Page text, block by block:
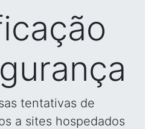
tentativas de
a sites hospedados